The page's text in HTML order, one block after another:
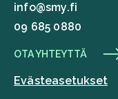
info@smy.fi
09 685 0880
OTA YHTEYTTÄ
Evästeasetukset